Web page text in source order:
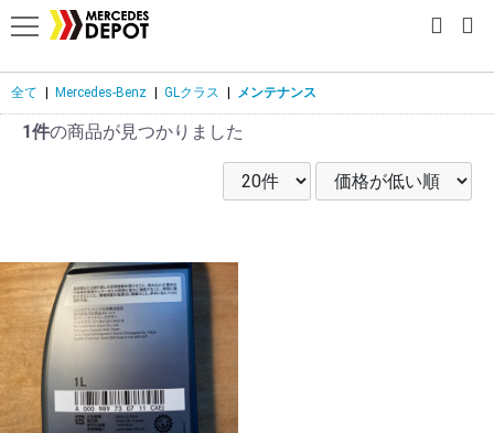
全て Mercedes-Benz GLクラス メンテナンス
1件の商品が見つかりました